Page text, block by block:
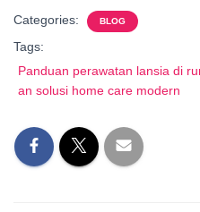
Categories: BLOG
Tags:
Panduan perawatan lansia di
an solusi home care modern